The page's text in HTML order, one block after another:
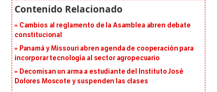
Cambios al reglamento de la Asamblea abren debate
constitucional
Panamá y Missouri abren agenda de cooperación para
incorporar tecnología al sector agropecuario
Decomisan un arma a estudiante del Instituto José
Dolores Moscote y suspenden las clases